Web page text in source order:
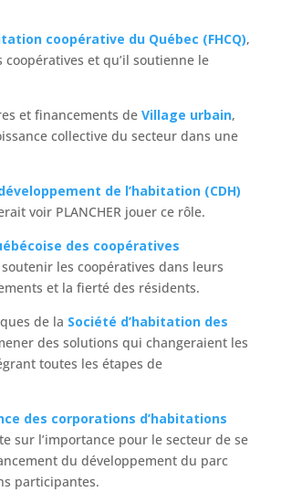
coopérative du Québec (FHCQ),
et qu’il soutienne le
et financements deVillage urbain,
collective du secteur dans une
de l’habitation (CDH)
voir PLANCHER jouer ce rôle.
des coopératives
les coopératives dans leurs
et la fierté des résidents.
de la Société d’habitation des
des solutions qui changeraient les
toutes les étapes de
des corporations d’habitations
sur l’importance pour le secteur de se
du développement du parc
participantes.